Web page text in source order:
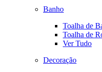
Banho
Toalha de
Toalha de
Ver Tudo
Decoração